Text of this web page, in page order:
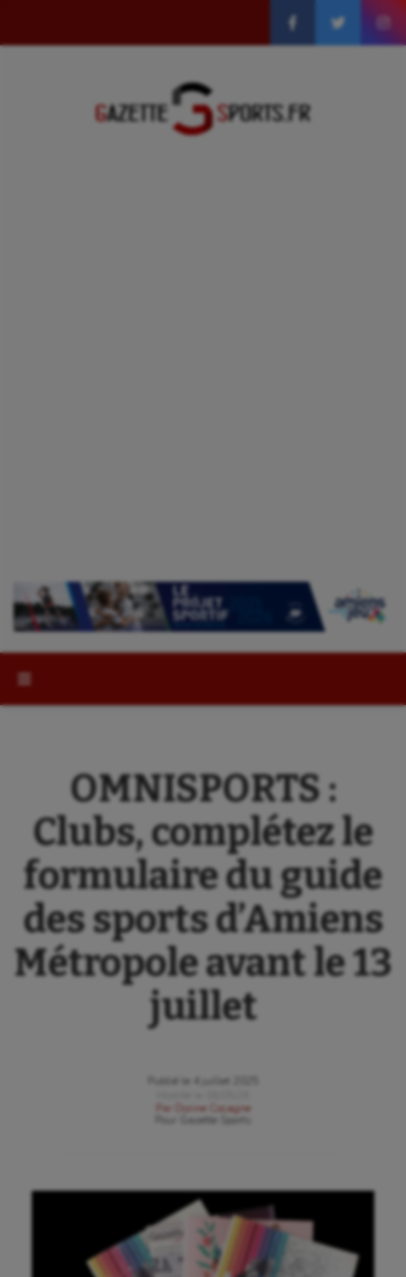
OMNISPORTS :
Clubs, complétez le
formulaire du guide
des sports d’Amiens
Métropole avant le 13
juillet
Publié le
4 juillet 2025
Par
Dorine Cocagne
Gazette Sports